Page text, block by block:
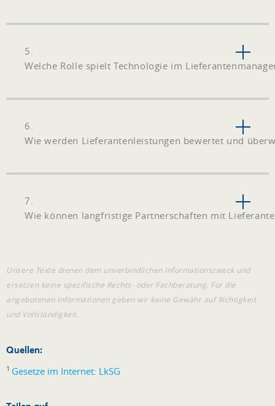
5.
Welche Rolle spielt Technologie im
6.
Wie werden Lieferantenleistungen bewertet und
7.
Wie können langfristige Partnerschaften mit
Unsere Texte dienen dem unverbindlichen Informationszweck und
ersetzen keine spezifische Rechts- oder Fachberatung. Für die
angebotenen Informationen geben wir keine Gewähr auf Richtigkeit
und Vollständigkeit.
Quellen:
1 Gesetze im Internet: LkSG